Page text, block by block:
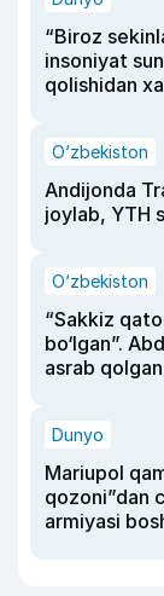
“Biroz
insoniyat
qolishidan
O‘zbekiston
Andijonda
joylab, YTH
O‘zbekiston
“Sakkiz
bo‘lgan”.
asrab
Dunyo
Mariupol
qozoni”dan
armiyasi